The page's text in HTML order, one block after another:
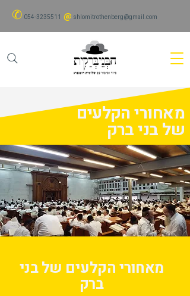
✆ 054-3235511 @ shlomitrothenberg@gmail.com
מאחורי הקלעים
של בני ברק
מאחורי הקלעים של בני
ברק